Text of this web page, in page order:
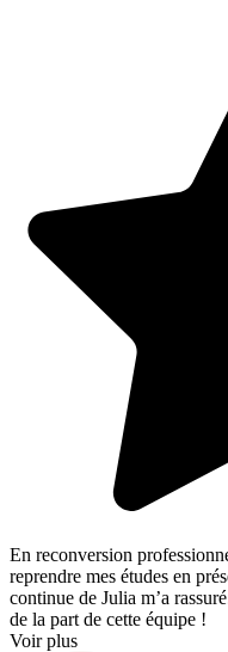
En reconversion
reprendre mes études en
continue de Julia m’a
de la part de cette équipe !
Voir plus